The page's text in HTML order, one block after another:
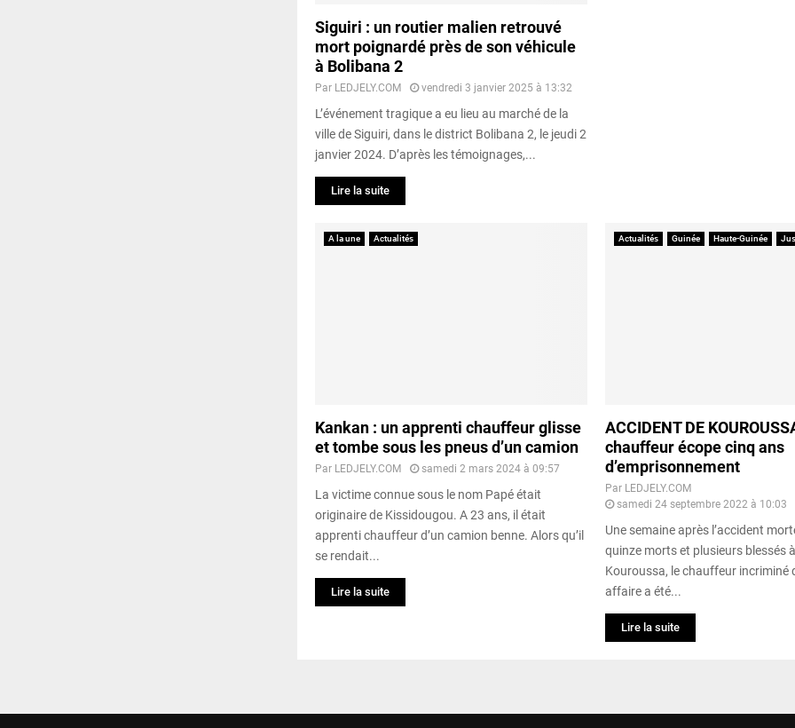
Siguiri : un routier malien retrouvé
mort poignardé près de son véhicule
à Bolibana 2
Par LEDJELY.COM vendredi 3 janvier 2025 à 13:32
L’événement tragique a eu lieu au marché de la
ville de Siguiri, dans le district Bolibana 2, le jeudi 2
janvier 2024. D’après les témoignages,...
Lire la suite
A la une Actualités
Kankan : un apprenti chauffeur glisse
et tombe sous les pneus d’un camion
Par LEDJELY.COM samedi 2 mars 2024 à 09:57
La victime connue sous le nom Papé était
originaire de Kissidougou. A 23 ans, il était
apprenti chauffeur d’un camion benne. Alors qu’il
se rendait...
Lire la suite
Actualités Guinée Haute-Guinée
ACCIDENT DE
chauffeur écope cinq ans
d’emprisonnement
Par LEDJELY.COM
samedi 24 septembre 2022 à 10:03
Une semaine après l’accident
quinze morts et plusieurs blessés
Kouroussa, le chauffeur incriminé
affaire a été...
Lire la suite